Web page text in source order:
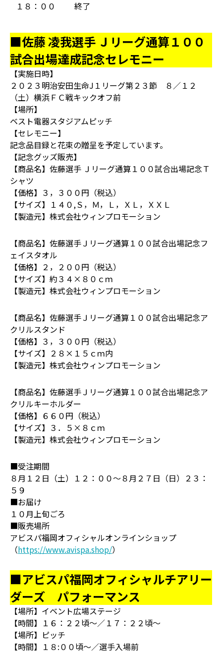
１８：００ 終了
■佐藤 凌我選手 Ｊリーグ通算１００
試合出場達成記念セレモニー
【実施日時】
２０２３明治安田生命J１リーグ第２３節 ８／１２
（土）横浜ＦＣ戦キックオフ前
【場所】
ベスト電器スタジアムピッチ
【セレモニー】
記念品目録と花束の贈呈を予定しています。
【記念グッズ販売】
【商品名】佐藤選手 Ｊリーグ通算１００試合出場記念Ｔ
シャツ
【価格】３，３００円（税込）
【サイズ】１４０,Ｓ，Ｍ，Ｌ，ＸＬ，ＸＸＬ
【製造元】株式会社ウィンプロモーション
【商品名】佐藤選手Ｊリーグ通算１００試合出場記念フ
ェイスタオル
【価格】２，２００円（税込）
【サイズ】約３４×８０ｃｍ
【製造元】株式会社ウィンプロモーション
【商品名】佐藤選手Ｊリーグ通算１００試合出場記念ア
クリルスタンド
【価格】３，３００円（税込）
【サイズ】２８×１５ｃｍ内
【製造元】株式会社ウィンプロモーション
【商品名】佐藤選手Ｊリーグ通算１００試合出場記念ア
クリルキーホルダー
【価格】６６０円（税込）
【サイズ】３．５×８ｃｍ
【製造元】株式会社ウィンプロモーション
■受注期間
８月１２日（土）１２：００～８月２７日（日）２３：
５９
■お届け
１０月上旬ごろ
■販売場所
アビスパ福岡オフィシャルオンラインショップ
（https://www.avispa.shop/）
■アビスパ福岡オフィシャルチアリー
ダーズ パフォーマンス
【場所】イベント広場ステージ
【時間】１６：２２頃～／１７：２２頃～
【場所】ピッチ
【時間】１８:００頃～／選手入場前